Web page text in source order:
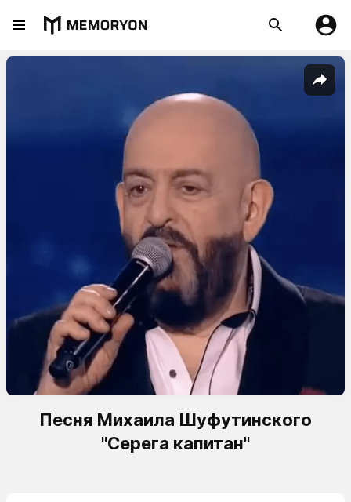
Песня Михаила Шуфутинского
"Серега капитан"